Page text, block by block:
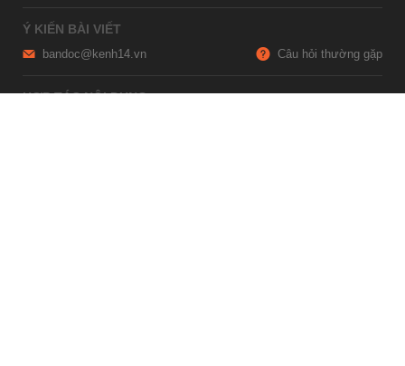
Ý KIẾN BÀI VIẾT
bandoc@kenh14.vn Câu hỏi thường gặp
HỢP TÁC NỘI DUNG